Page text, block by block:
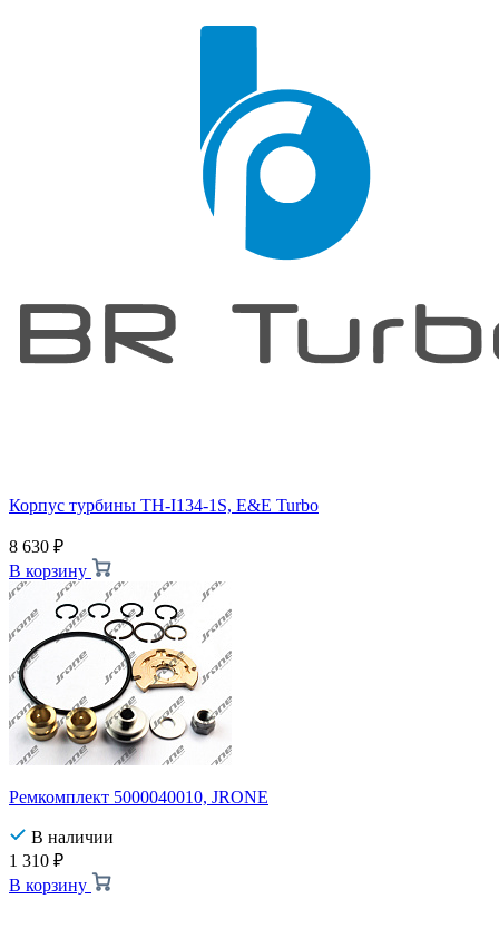
Корпус турбины TH-I134-1S, E&E Turbo
8 630 ₽
В корзину
Ремкомплект 5000040010, JRONE
В наличии
1 310 ₽
В корзину